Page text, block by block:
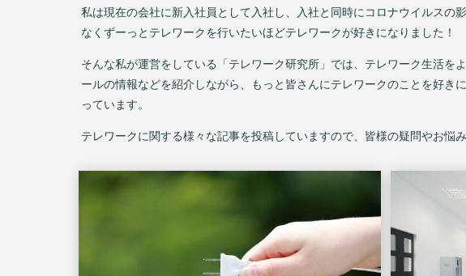
私は現在の会社に新入社員として入社し、入社と同時にコロナウイルスの
なくずーっとテレワークを行いたいほどテレワークが好きになりました！
そんな私が運営をしている「テレワーク研究所」では、テレワーク生活
ールの情報などを紹介しながら、もっと皆さんにテレワークのことを好
っています。
テレワークに関する様々な記事を投稿していますので、皆様の疑問やお悩